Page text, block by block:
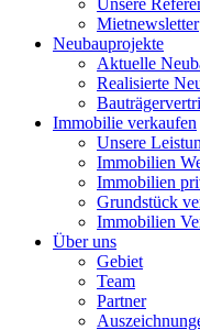
Unsere
Mietnewsletter
Neubauprojekte
Aktuelle
Realisierte
Immobilie verkaufen
Unsere
Immobilien
Immobilien
Grundstück
Immobilien
Über uns
Gebiet
Team
Partner